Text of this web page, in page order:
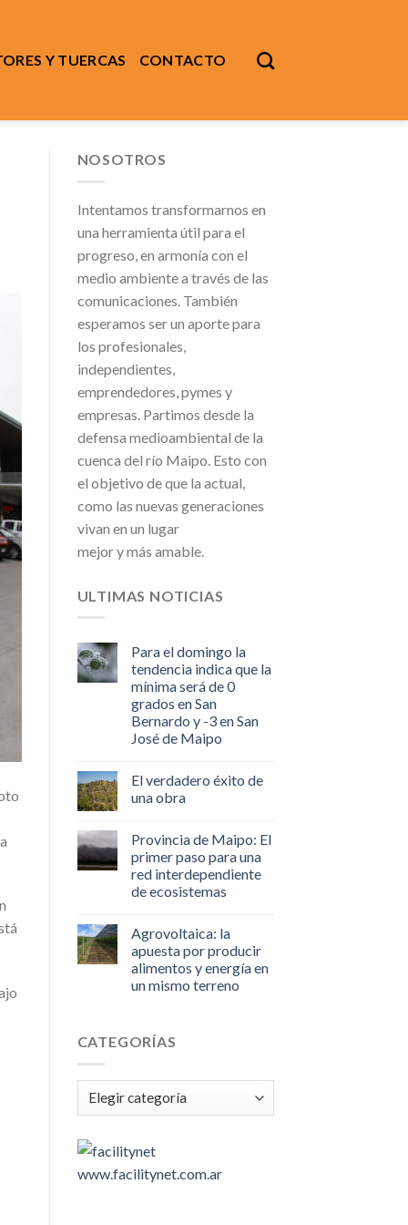
Y TUERCAS CONTACTO
NOSOTROS
Intentamos transformarnos en
una herramienta útil para el
progreso, en armonía con el
medio ambiente a través de las
comunicaciones. También
esperamos ser un aporte para
los profesionales,
independientes,
emprendedores, pymes y
empresas. Partimos desde la
defensa medioambiental de la
cuenca del río Maipo. Esto con
el objetivo de que la actual,
como las nuevas generaciones
vivan en un lugar
mejor y más amable.
ULTIMAS NOTICIAS
Para el domingo la
tendencia indica que la
mínima será de 0
grados en San
Bernardo y -3 en San
José de Maipo
El verdadero éxito de
una obra
Provincia de Maipo: El
primer paso para una
red interdependiente
de ecosistemas
Agrovoltaica: la
apuesta por producir
alimentos y energía en
un mismo terreno
CATEGORÍAS
Categorías
www.facilitynet.com.ar